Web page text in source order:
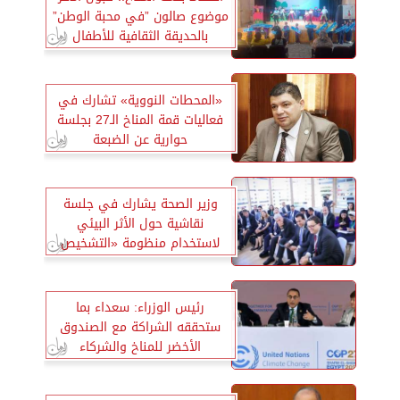
موضوع صالون ”في محبة الوطن”
بالحديقة الثقافية للأطفال
«المحطات النووية» تشارك في
فعاليات قمة المناخ الـ27 بجلسة
حوارية عن الضبعة
وزير الصحة يشارك في جلسة
نقاشية حول الأثر البيئي
لاستخدام منظومة «التشخيص
عن بعد»
رئيس الوزراء: سعداء بما
ستحققه الشراكة مع الصندوق
الأخضر للمناخ والشركاء